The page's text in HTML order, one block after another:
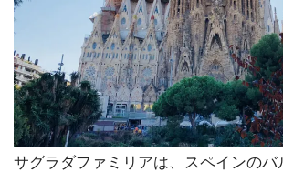
サグラダファミリアは、スペインのバ